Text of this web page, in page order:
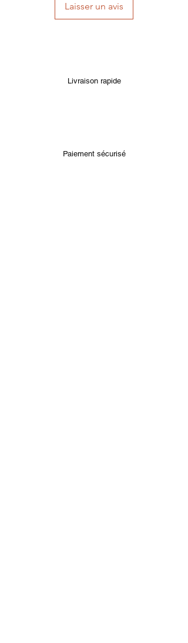
Laisser un avis
Livraison rapide
Paiement sécurisé